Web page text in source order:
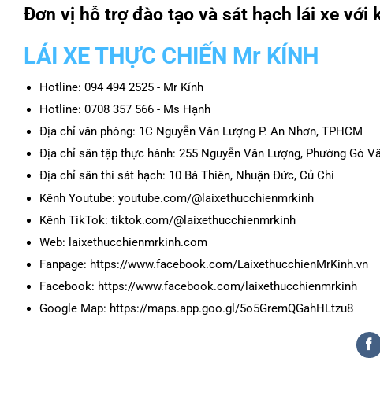
Đơn vị hỗ trợ đào tạo và sát hạch lái xe với
LÁI XE THỰC CHIẾN Mr KÍNH
Hotline: 094 494 2525 - Mr Kính
Hotline: 0708 357 566 - Ms Hạnh
Địa chỉ văn phòng: 1C Nguyễn Văn Lượng P. An Nhơn, TPHCM
Địa chỉ sân tập thực hành: 255 Nguyễn Văn Lượng, Phường Gò
Địa chỉ sân thi sát hạch: 10 Bà Thiên, Nhuận Đức, Củ Chi
Kênh Youtube: youtube.com/@laixethucchienmrkinh
Kênh TikTok: tiktok.com/@laixethucchienmrkinh
Web: laixethucchienmrkinh.com
Fanpage: https://www.facebook.com/LaixethucchienMrKinh.vn
Facebook: https://www.facebook.com/laixethucchienmrkinh
Google Map: https://maps.app.goo.gl/5o5GremQGahHLtzu8